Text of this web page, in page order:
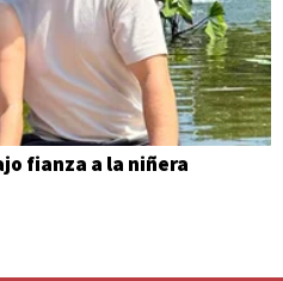
fianza a la niñera